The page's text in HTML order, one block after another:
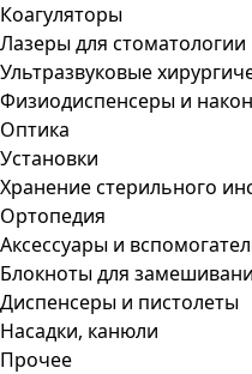
Коагуляторы
Лазеры для стоматологии
Ультразвуковые
Физиодиспенсеры и
Оптика
Установки
Хранение стерильного
Ортопедия
Аксессуары и
Блокноты для
Диспенсеры и пистолеты
Насадки, канюли
Прочее